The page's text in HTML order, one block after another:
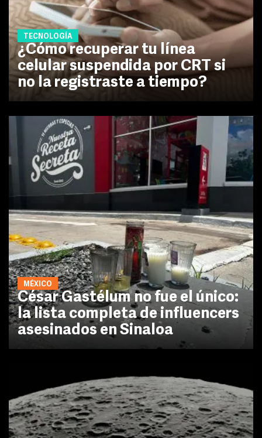
TECNOLOGÍA
¿Cómo recuperar tu línea
celular suspendida por CRT si
no la registraste a tiempo?
MÉXICO
César Gastélum no fue el único:
la lista completa de influencers
asesinados en Sinaloa